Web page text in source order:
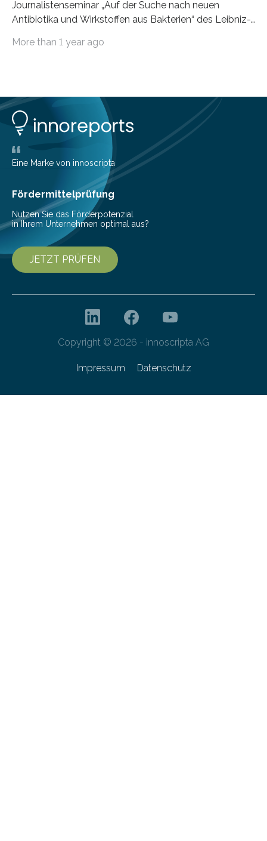
Journalistenseminar „Auf der Suche nach neuen
Antibiotika und Wirkstoffen aus Bakterien“ des Leibniz-
2024. Eine zunehmende und besorgniserregende
Arbeitsgruppen von Wissenschaftlern sind weltweit auf
der Suche nach neuen Antibiotika. In diesem Bereich
forschen auch die Mitarbeitenden der Abteilung
Bioressourcen für die Bioökonomie und
Gesundheitsforschung unter der Leitung von Prof. Dr.
Yvonne Mast am Leibniz-Institut DSMZ-Deutsche
Sammlung von Mikroorganismen…
More than 1 year ago
Eine Marke von innoscripta
Fördermittelprüfung
Nutzen Sie das Förderpotenzial
in Ihrem Unternehmen optimal aus?
JETZT PRÜFEN
Copyright © 2026 - innoscripta AG
Impressum Datenschutz